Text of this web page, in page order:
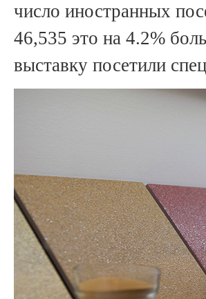
число иностранных
46,535 это на 4.2%
выставку посетили